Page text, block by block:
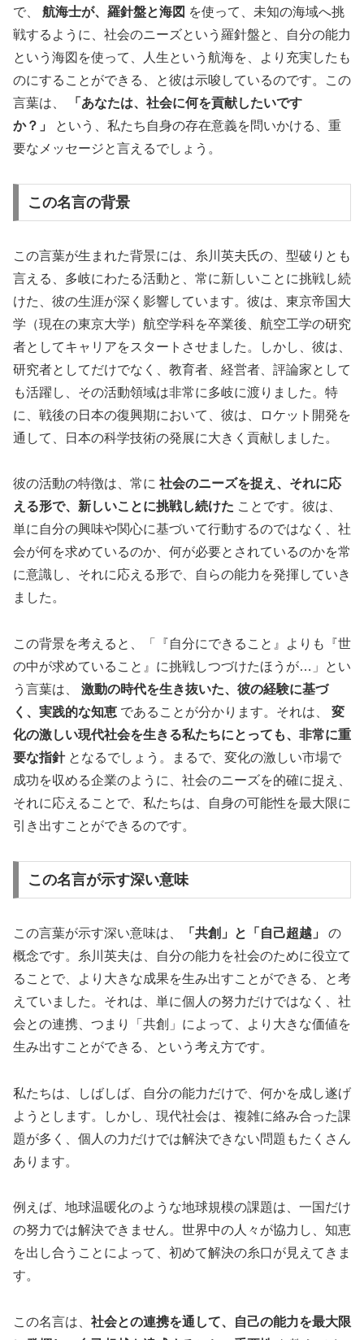
で、 航海士が、羅針盤と海図 を使って、未知の海域へ挑
戦するように、社会のニーズという羅針盤と、自分の能力
という海図を使って、人生という航海を、より充実したも
のにすることができる、と彼は示唆しているのです。この
言葉は、
「あなたは、社会に何を貢献したいです
か？」
という、私たち自身の存在意義を問いかける、重
要なメッセージと言えるでしょう。
この名言の背景
この言葉が生まれた背景には、糸川英夫氏の、型破りとも
言える、多岐にわたる活動と、常に新しいことに挑戦し続
けた、彼の生涯が深く影響しています。彼は、東京帝国大
学（現在の東京大学）航空学科を卒業後、航空工学の研究
者としてキャリアをスタートさせました。しかし、彼は、
研究者としてだけでなく、教育者、経営者、評論家として
も活躍し、その活動領域は非常に多岐に渡りました。特
に、戦後の日本の復興期において、彼は、ロケット開発を
通して、日本の科学技術の発展に大きく貢献しました。
彼の活動の特徴は、常に 社会のニーズを捉え、それに応
える形で、新しいことに挑戦し続けた ことです。彼は、
単に自分の興味や関心に基づいて行動するのではなく、社
会が何を求めているのか、何が必要とされているのかを常
に意識し、それに応える形で、自らの能力を発揮していき
ました。
この背景を考えると、「『自分にできること』よりも『世
の中が求めていること』に挑戦しつづけたほうが…」とい
う言葉は、 激動の時代を生き抜いた、彼の経験に基づ
く、実践的な知恵 であることが分かります。それは、 変
化の激しい現代社会を生きる私たちにとっても、非常に重
要な指針となるでしょう。まるで、変化の激しい市場で
成功を収める企業のように、社会のニーズを的確に捉え、
それに応えることで、私たちは、自身の可能性を最大限に
引き出すことができるのです。
この名言が示す深い意味
この言葉が示す深い意味は、 「共創」と「自己超越」
の
概念です。糸川英夫は、自分の能力を社会のために役立て
ることで、より大きな成果を生み出すことができる、と考
えていました。それは、単に個人の努力だけではなく、社
会との連携、つまり「共創」によって、より大きな価値を
生み出すことができる、という考え方です。
私たちは、しばしば、自分の能力だけで、何かを成し遂げ
ようとします。しかし、現代社会は、複雑に絡み合った課
題が多く、個人の力だけでは解決できない問題もたくさん
あります。
例えば、地球温暖化のような地球規模の課題は、一国だけ
の努力では解決できません。世界中の人々が協力し、知恵
を出し合うことによって、初めて解決の糸口が見えてきま
す。
この名言は、 社会との連携を通して、自己の能力を最大限